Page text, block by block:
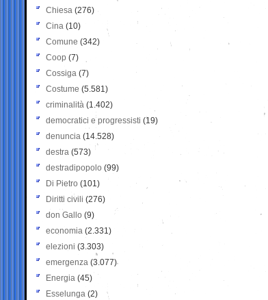
Chiesa (276)
Cina (10)
Comune (342)
Coop (7)
Cossiga (7)
Costume (5.581)
criminalità (1.402)
democratici e progressisti (19)
denuncia (14.528)
destra (573)
destradipopolo (99)
Di Pietro (101)
Diritti civili (276)
don Gallo (9)
economia (2.331)
elezioni (3.303)
emergenza (3.077)
Energia (45)
Esselunga (2)